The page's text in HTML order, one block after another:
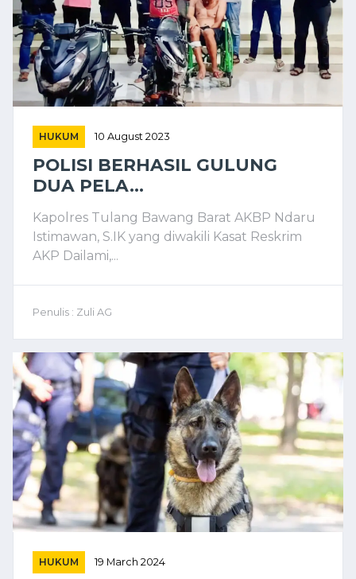
HUKUM 10 August 2023
POLISI BERHASIL GULUNG
DUA PELA...
Kapolres Tulang Bawang Barat AKBP Ndaru
Istimawan, S.IK yang diwakili Kasat Reskrim
AKP Dailami,...
Penulis : Zuli AG
HUKUM 19 March 2024